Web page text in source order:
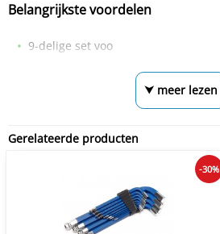
Belangrijkste voordelen
9-delige set voo
⮟ meer lezen
Gerelateerde producten
-30%